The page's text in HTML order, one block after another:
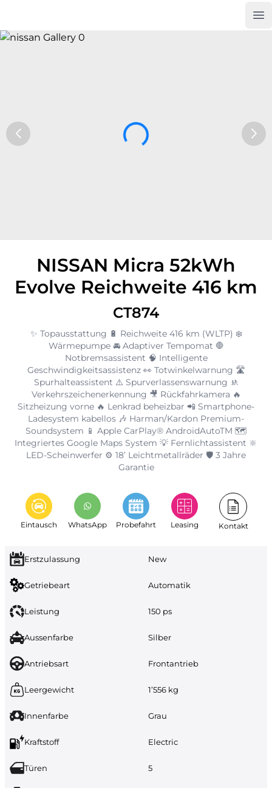
NISSAN Micra 52kWh
Evolve Reichweite 416 km
CT874
✨ Topausstattung 🔋 Reichweite 416 km (WLTP) ❄️
Wärmepumpe 🚘 Adaptiver Tempomat 🛑
Notbremsassistent 🧠 Intelligente
Geschwindigkeitsassistenz 👀 Totwinkelwarnung 🛣️
Spurhalteassistent ⚠️ Spurverlassenswarnung 🚸
Verkehrszeichenerkennung 🎥 Rückfahrkamera 🔥
Sitzheizung vorne 🔥 Lenkrad beheizbar 📲 Smartphone-
Ladesystem kabellos 🎶 Harman/Kardon Premium-
Soundsystem 📱 Apple CarPlay® AndroidAutoTM 🗺️
Integriertes Google Maps System 💡 Fernlichtassistent 🔆
LED-Scheinwerfer ⚙️ 18’ Leichtmetallräder 🛡️ 3 Jahre
Garantie
Eintausch WhatsApp Probefahrt Leasing Kontakt
Erstzulassung New
Getriebeart Automatik
Leistung 150 ps
Aussenfarbe Silber
Antriebsart Frontantrieb
Leergewicht 1’556 kg
Innenfarbe Grau
Kraftstoff Electric
Türen 5